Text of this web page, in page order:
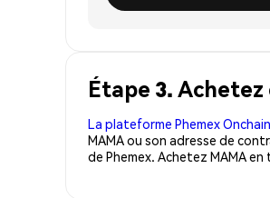
Étape 3.
La plateforme Phemex
MAMA ou son adresse de
de Phemex. Achetez MAMA